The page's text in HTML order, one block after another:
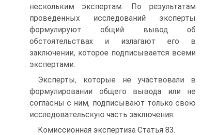
нескольким экспертам. По результатам
проведенных исследований эксперты
формулируют общий вывод об
обстоятельствах и излагают его в
заключении, которое подписывается всеми
экспертами.
Эксперты, которые не участвовали в
формулировании общего вывода или не
согласны с ним, подписывают только свою
исследовательскую часть заключения.
Комиссионная экспертиза Статья 83.